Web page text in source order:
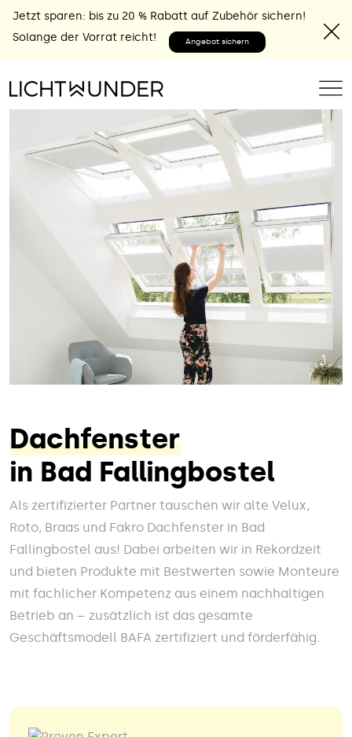
Jetzt sparen: bis zu 20 % Rabatt auf Zubehör sichern!
Solange der Vorrat reicht!
Angebot sichern
Dachfenster
in Bad Fallingbostel
Als zertifizierter Partner tauschen wir alte Velux,
Roto, Braas und Fakro Dachfenster in Bad
Fallingbostel aus! Dabei arbeiten wir in Rekordzeit
und bieten Produkte mit Bestwerten sowie Monteure
mit fachlicher Kompetenz aus einem nachhaltigen
Betrieb an – zusätzlich ist das gesamte
Geschäftsmodell BAFA zertifiziert und förderfähig.